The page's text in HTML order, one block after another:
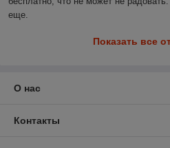
еще.
Показать все
О нас
Контакты